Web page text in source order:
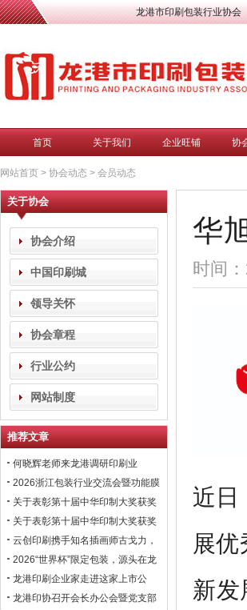
龙港市印刷包装行业协会
首页 关于我们 企业旺铺 协
网站首页 > 协会动态 > 会员动态
关于协会
协会介绍
中国印刷城
领导关怀
协会章程
行业公约
网站制度
推荐文章
何晓辉老师来龙港调研印刷业
2026浙江包装行业交流会暨功能膜
材与涂布行业高峰论坛即将在龙港
召开！
关于表彰第十届中华印制大奖获奖
会员企业的通报！
关于表彰第十届中华印制大奖获奖
会员企业的通报！
云创印刷携手知名插画师古戈力，
开拓国风文创市场
2026“世界杯”限定包装，源头在龙
港
龙港印刷企业家走进这家上市公
司，学习数智化转型经验！
龙港印协召开会长办公会暨党支部
华
时间
近日
展
新发